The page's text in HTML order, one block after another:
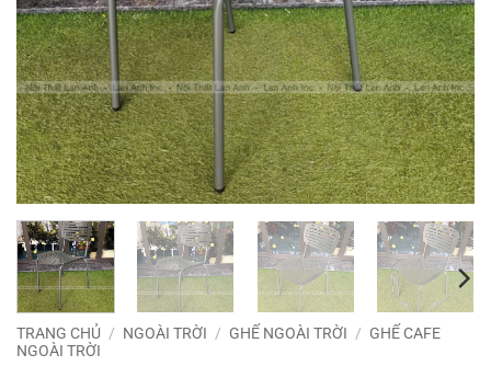
TRANG CHỦ / NGOÀI TRỜI / GHẾ NGOÀI TRỜI / GHẾ CAFE
NGOÀI TRỜI